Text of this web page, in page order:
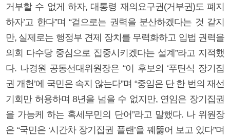
거부할 수 없게 하자, 대통령 재의요구권(거부권)도 폐지
하자’고 한다”며 “겉으로는 권력을 분산하겠다는 것 같지
만, 실제로는 행정부 견제 장치를 무력화하고 입법 권력을
의회 다수당 중심으로 집중시키겠다는 설계”라고 지적했
다. 나경원 공동선대위원장은 “이 후보의 ‘푸틴식 장기집
권 개헌’에 국민은 속지 않는다”며 “중임은 단 한 번의 재선
기회만 허용하며 8년을 넘을 수 없지만, 연임은 장기집권
을 가능케 하는 혹세무민의 단어”라고 말했다. 나 위원장
은 “국민은 ‘시간차 장기집권 플랜’을 꿰뚫어 보고 있다”며